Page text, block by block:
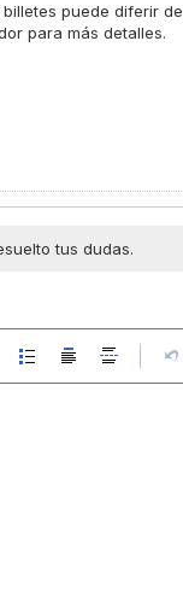
puede diferir
para más detalles.
tus dudas.